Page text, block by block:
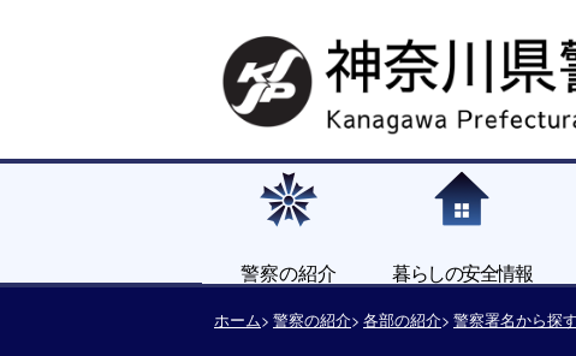
警察の紹介 暮らしの安全情報
ホーム 警察の紹介 各部の紹介 警察署名から探す